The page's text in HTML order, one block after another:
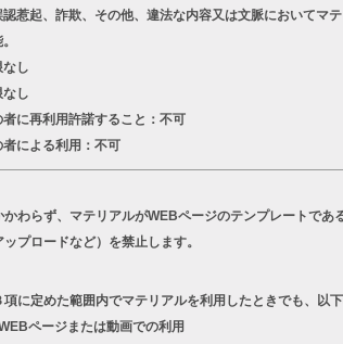
起、詐欺、その他、違法な内容又は文脈においてマ
し
し
に再利用許諾すること：不可
による利用：不可
わらず、マテリアルがWEBページのテンプレートであ
ップロードなど）を禁止します。
に定めた範囲内でマテリアルを利用したときでも、以
ページまたは動画での利用